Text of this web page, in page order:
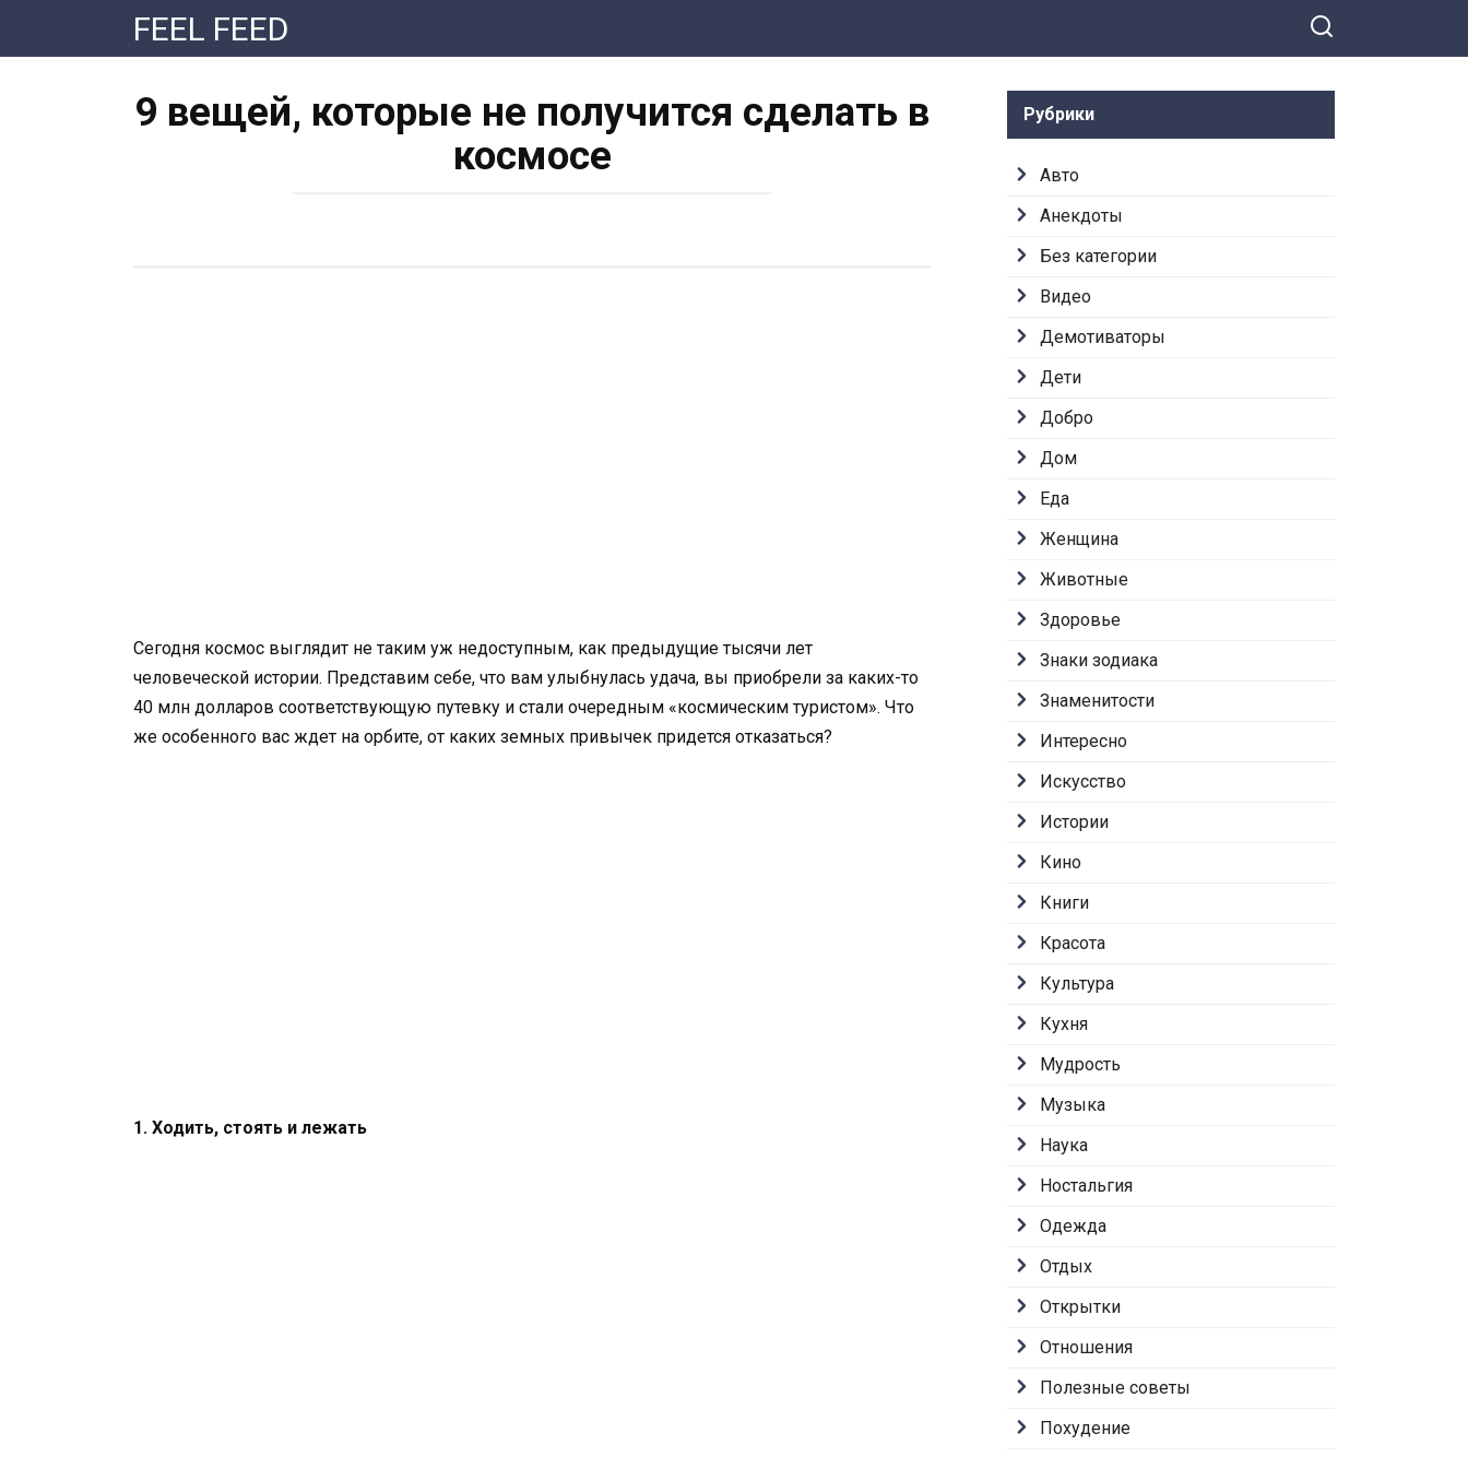
контенту
FEEL FEED
9 вещей, которые не получится сделать в
космосе
Сегодня космос выглядит не таким уж недоступным, как предыдущие тысячи лет
человеческой истории. Представим себе, что вам улыбнулась удача, вы приобрели за каких-то
40 млн долларов соответствующую путевку и стали очередным «космическим туристом». Что
же особенного вас ждет на орбите, от каких земных привычек придется отказаться?
1. Ходить, стоять и лежать
Рубрики
Авто
Анекдоты
Без категории
Видео
Демотиваторы
Дети
Добро
Дом
Еда
Женщина
Животные
Здоровье
Знаки зодиака
Знаменитости
Интересно
Искусство
Истории
Кино
Книги
Красота
Культура
Кухня
Мудрость
Музыка
Наука
Ностальгия
Одежда
Отдых
Открытки
Отношения
Полезные советы
Похудение